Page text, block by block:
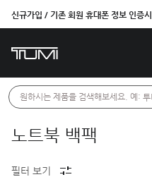
신규가입 / 기존 회원 휴대폰 정보 인증
벤트라 컬렉션을 온라인에서만 단독으
원하시는 제품을 검색해보세요. 예: 투
노트북 백팩
필터 보기